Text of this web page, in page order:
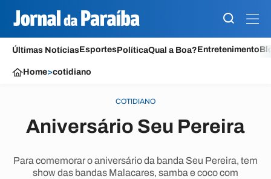
Últimas NotíciasEsportesPolíticaQual a Boa?Entretenimento
Home>cotidiano
COTIDIANO
Aniversário Seu Pereira
Para comemorar o aniversário da banda Seu Pereira, tem
show das bandas Malacares, samba e coco com